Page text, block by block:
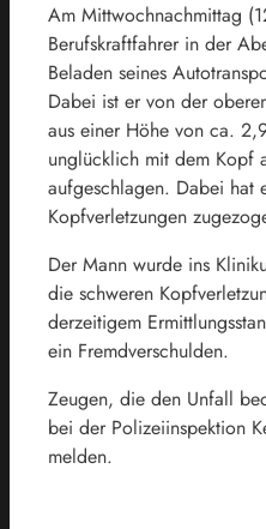
Am Mittwochnachmittag
Berufskraftfahrer in der
Beladen seines
Dabei ist er von der
aus einer Höhe von ca.
unglücklich mit dem Kopf
aufgeschlagen. Dabei hat
Kopfverletzungen
Der Mann wurde ins
die schweren
derzeitigem
ein Fremdverschulden.
Zeugen, die den Unfall
bei der Polizeiinspektion
melden.